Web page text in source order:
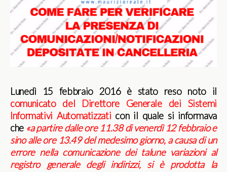
Lunedì 15 febbraio 2016 è stato reso noto il
comunicato del Direttore Generale dei Sistemi
Informativi Automatizzati con il quale si informava
che «a partire dalle ore 11.38 di venerdì 12 febbraio e
sino alle ore 13.49 del medesimo giorno, a causa di un
errore nella comunicazione dei talune variazioni al
registro generale degli indirizzi, si è prodotta la